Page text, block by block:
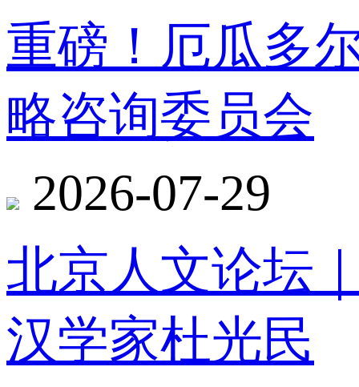
重磅！厄瓜多
略咨询委员会
2026-07-29
北京人文论坛
汉学家杜光民